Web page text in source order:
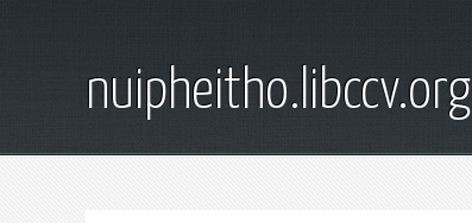
nuipheitho.libccv.org